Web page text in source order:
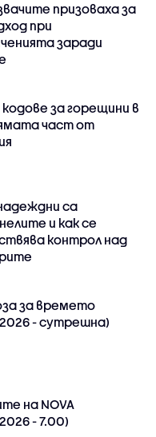
призоваха за
при
заради
за горещини в
част от
са
и как се
контрол над
за времето
- сутрешна)
на NOVA
- 7.00)